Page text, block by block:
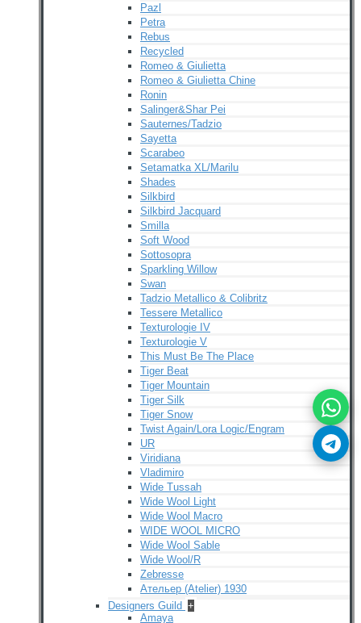
Pazl
Petra
Rebus
Recycled
Romeo & Giulietta
Romeo & Giulietta Chine
Ronin
Salinger&Shar Pei
Sauternes/Tadzio
Sayetta
Scarabeo
Setamatka XL/Marilu
Shades
Silkbird
Silkbird Jacquard
Smilla
Soft Wood
Sottosopra
Sparkling Willow
Swan
Tadzio Metallico & Colibritz
Tessere Metallico
Texturologie IV
Texturologie V
This Must Be The Place
Tiger Beat
Tiger Mountain
Tiger Silk
Tiger Snow
Twist Again/Lora Logic/Engram
UR
Viridiana
Vladimiro
Wide Tussah
Wide Wool Light
Wide Wool Macro
WIDE WOOL MICRO
Wide Wool Sable
Wide Wool/R
Zebresse
Ательер (Atelier) 1930
Designers Guild +
Amaya